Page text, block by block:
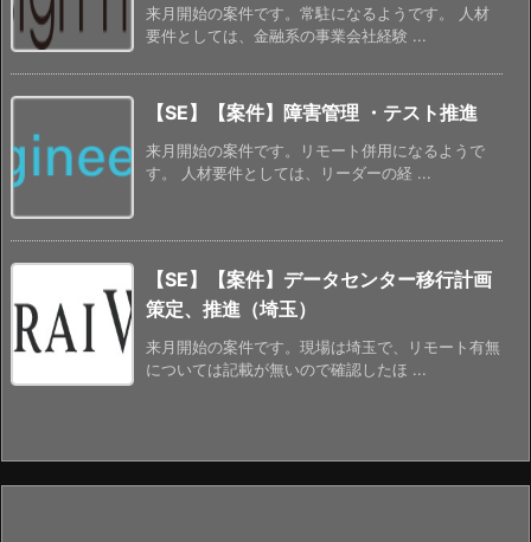
来月開始の案件です。常駐になるようです。 人材
要件としては、金融系の事業会社経験 ...
【SE】【案件】障害管理 ・テスト推進
来月開始の案件です。リモート併用になるようで
す。 人材要件としては、リーダーの経 ...
【SE】【案件】データセンター移行計画
策定、推進（埼玉）
来月開始の案件です。現場は埼玉で、リモート有無
については記載が無いので確認したほ ...